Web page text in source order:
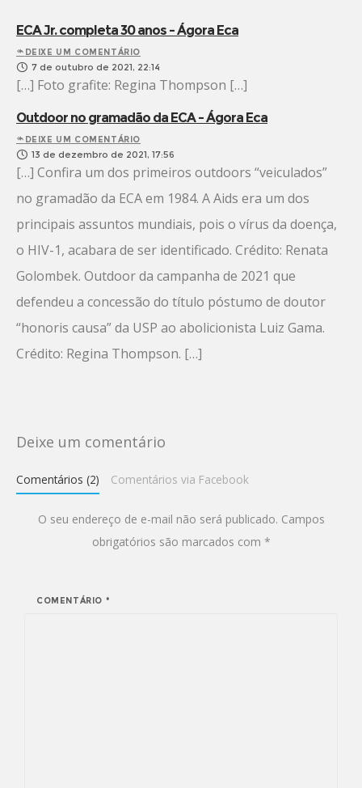
ECA Jr. completa 30 anos – Ágora Eca
DEIXE UM COMENTÁRIO
7 de outubro de 2021, 22:14
[…] Foto grafite: Regina Thompson […]
Outdoor no gramadão da ECA – Ágora Eca
DEIXE UM COMENTÁRIO
13 de dezembro de 2021, 17:56
[…] Confira um dos primeiros outdoors “veiculados”
no gramadão da ECA em 1984. A Aids era um dos
principais assuntos mundiais, pois o vírus da doença,
o HIV-1, acabara de ser identificado. Crédito: Renata
Golombek. Outdoor da campanha de 2021 que
defendeu a concessão do título póstumo de doutor
“honoris causa” da USP ao abolicionista Luiz Gama.
Crédito: Regina Thompson. […]
Deixe um comentário
Comentários (2) Comentários via Facebook
O seu endereço de e-mail não será publicado. Campos
obrigatórios são marcados com *
COMENTÁRIO *